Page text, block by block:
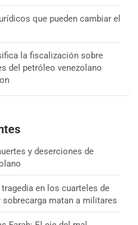
que pueden cambiar el
la fiscalización sobre
del petróleo venezolano
y deserciones de
tragedia en los cuarteles de
matan a militares